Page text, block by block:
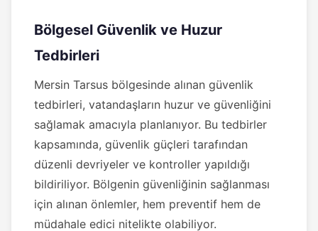
Bölgesel Güvenlik ve Huzur
Tedbirleri
Mersin Tarsus bölgesinde alınan güvenlik
tedbirleri, vatandaşların huzur ve güvenliğini
sağlamak amacıyla planlanıyor. Bu tedbirler
kapsamında, güvenlik güçleri tarafından
düzenli devriyeler ve kontroller yapıldığı
bildiriliyor. Bölgenin güvenliğinin sağlanması
için alınan önlemler, hem preventif hem de
müdahale edici nitelikte olabiliyor.